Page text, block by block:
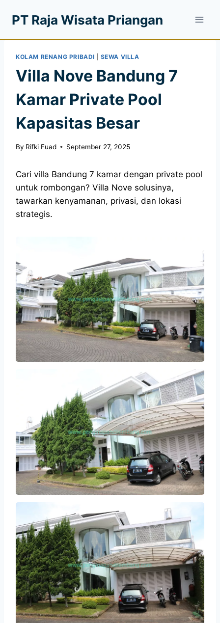
PT Raja Wisata Priangan
KOLAM RENANG PRIBADI SEWA VILLA
Villa Nove Bandung 7
Kamar Private Pool
Kapasitas Besar
By Rifki Fuad September 27, 2025
Cari villa Bandung 7 kamar dengan private pool
untuk rombongan? Villa Nove solusinya,
tawarkan kenyamanan, privasi, dan lokasi
strategis.